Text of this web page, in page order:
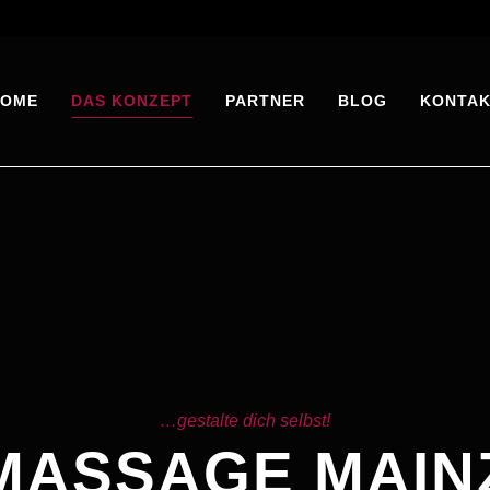
DAS KONZEPT PARTNER BLOG
…gestalte dich selbst!